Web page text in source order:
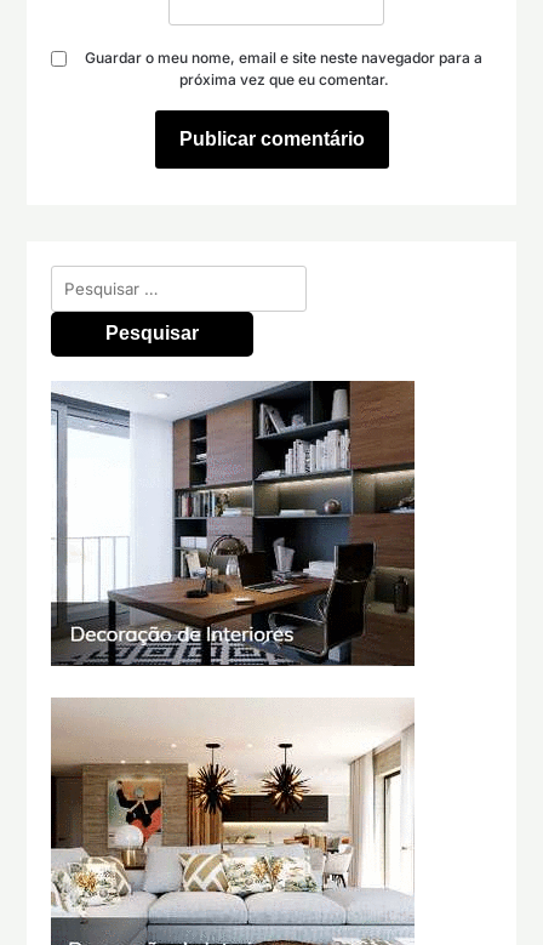
Guardar o meu nome, email e site neste navegador para a
próxima vez que eu comentar.
Pesquisar
por: